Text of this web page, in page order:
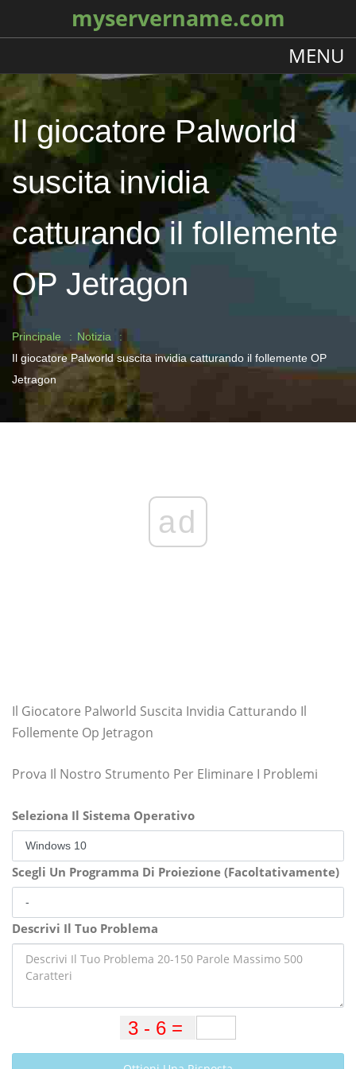
myservername.com
MENU
Il giocatore Palworld
suscita invidia
catturando il follemente
OP Jetragon
Principale
Notizia
Il giocatore Palworld suscita invidia catturando il follemente OP
Jetragon
ad
Il Giocatore Palworld Suscita Invidia Catturando Il
Follemente Op Jetragon
Prova Il Nostro Strumento Per Eliminare I Problemi
Seleziona Il Sistema Operativo
Scegli Un Programma Di Proiezione (Facoltativamente)
Descrivi Il Tuo Problema